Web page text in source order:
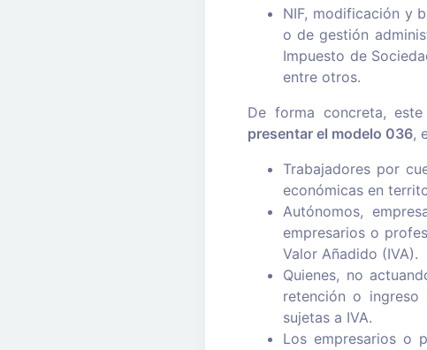
NIF, modificación y
o de gestión
Impuesto de
entre otros.
De forma concreta,
presentar el modelo 036,
Trabajadores por
económicas en
Autónomos,
empresarios o
Valor Añadido (IVA).
Quienes, no
retención o ingreso
sujetas a IVA.
Los empresarios o